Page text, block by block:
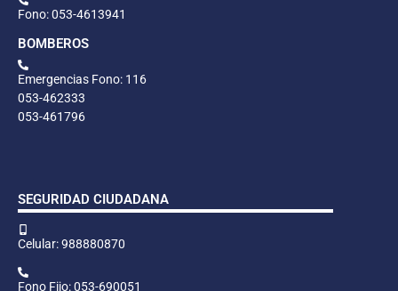
Fono: 053-4613941
BOMBEROS
Emergencias Fono: 116
053-462333
053-461796
SEGURIDAD CIUDADANA
Celular: 988880870
Fono Fijo: 053-690051